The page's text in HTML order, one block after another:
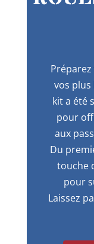
vos plus
kit a été
pour
aux
Du
touche
pour
Laissez